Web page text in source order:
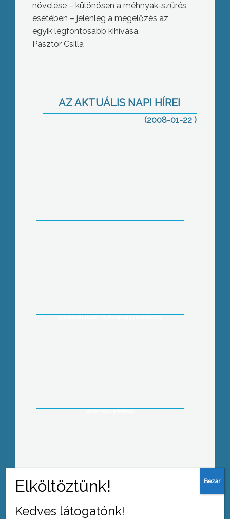
növelése – különösen a méhnyak-szűrés
esetében – jelenleg a megelőzés az
egyik legfontosabb kihívása.
Pásztor Csilla
AZ AKTUÁLIS NAPI HÍREI
(2008-01-22 )
A Magyar Kultúra Napján irodalmi
vonatkozású kiállítást szervezett a
Gyöngyösi Bélyeggyűjtők Egyesülete
szabaddemokrata politikus
terményeiket
Tovább az archívumra
Kedves látogatónk!